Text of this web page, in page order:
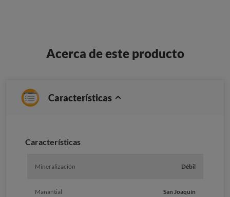
Acerca de este producto
Características
Caracterí­sticas
Mineralización Débil
Manantial San Joaquín